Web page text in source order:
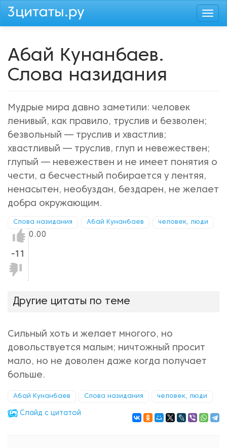
Перейти
Абай Кунанбаев.
Слова назидания
Мудрые мира давно заметили: человек
ленивый, как правило, труслив и безволен;
безвольный — труслив и хвастлив;
хвастливый — труслив, глуп и невежествен;
глупый — невежествен и не имеет понятия о
чести, а бесчестный побирается у лентяя,
ненасытен, необуздан, бездарен, не желает
добра окружающим.
Слова назидания Абай Кунанбаев человек, люди
Нравится!
-11
Не
нравится!
0.00
Другие цитаты по теме
Сильный хоть и желает многого, но
довольствуется малым; ничтожный просит
мало, но не доволен даже когда получает
больше.
Абай Кунанбаев Слова назидания человек, люди
Cлайд с цитатой